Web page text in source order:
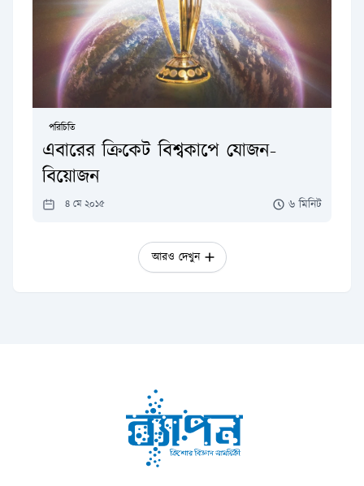
পরিচিতি
এবারের ক্রিকেট বিশ্বকাপে যোজন-
বিয়োজন
৪ মে ২০১৫ ৬ মিনিট
আরও দেখুন